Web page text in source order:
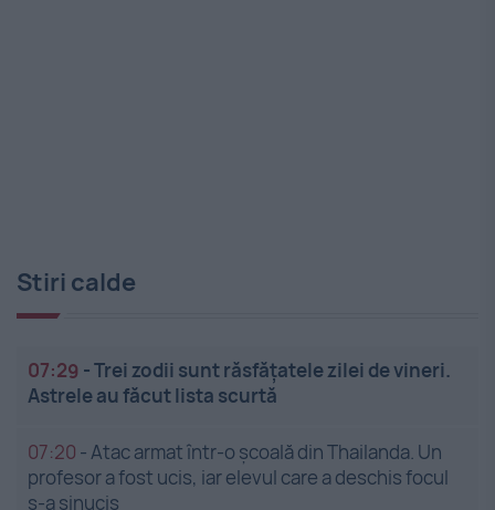
Stiri calde
07:29 -Trei zodii sunt răsfățatele zilei de vineri.
Astrele au făcut lista scurtă
07:20 -Atac armat într-o școală din Thailanda. Un
profesor a fost ucis, iar elevul care a deschis focul
s-a sinucis